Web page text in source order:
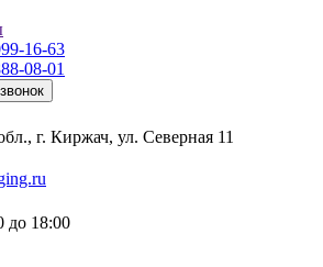
16-63
08-01
г. Киржач, ул. Северная 11
до 18:00